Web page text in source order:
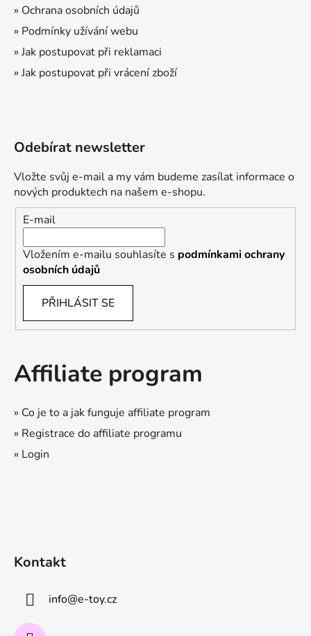
p
s
» Ochrana osobních údajů
» Podmínky užívání webu
» Jak postupovat při reklamaci
» Jak postupovat při vrácení zboží
Odebírat newsletter
Vložte svůj e-mail a my vám budeme zasílat informace o
nových produktech na našem e-shopu.
E-mail
Vložením e-mailu souhlasíte s podmínkami ochrany
osobních údajů
PŘIHLÁSIT SE
Affiliate program
» Co je to a jak funguje affiliate program
» Registrace do affiliate programu
» Login
Kontakt
info@e-toy.cz